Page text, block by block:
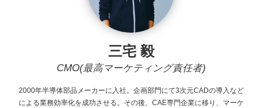
三宅 毅
CMO(最高マーケティング責任者)
2000年半導体部品メーカーに入社。企画部門にて3次元CADの導入など
による業務効率化を成功させる。その後、CAE専門企業に移り、マーケ